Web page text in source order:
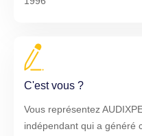
C'est vous ?
Vous représentez
indépendant qui a généré